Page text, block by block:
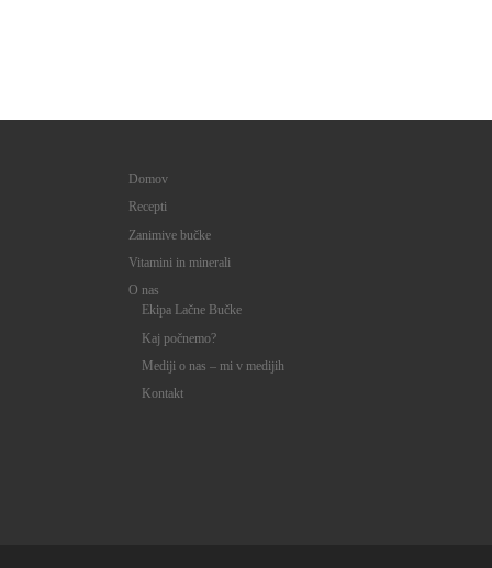
Domov
Recepti
Zanimive bučke
Vitamini in minerali
O nas
Ekipa Lačne Bučke
Kaj počnemo?
Mediji o nas – mi v medijih
Kontakt